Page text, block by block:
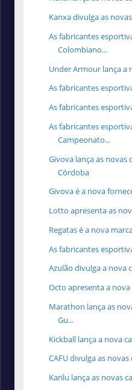
Kanxa divulga as
As fabricantes
Colombiano...
Under Armour lança a
As fabricantes
As fabricantes
As fabricantes
Campeonato...
Givova lança as novas
Córdoba
Givova é a nova
Lotto apresenta as
Regatas é a nova
As fabricantes
Azulão divulga a nova
Octo apresenta a
Marathon lança as
Gu...
Kickball lança a nova
CAFU divulga as
Karilu lança as novas